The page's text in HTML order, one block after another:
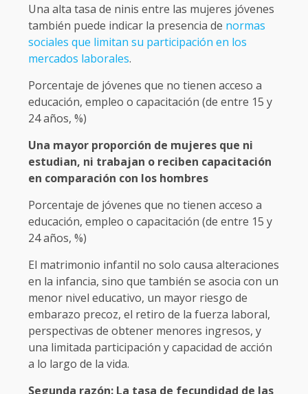
Una alta tasa de ninis entre las mujeres jóvenes
también puede indicar la presencia de normas
sociales que limitan su participación en los
mercados laborales.
Porcentaje de jóvenes que no tienen acceso a
educación, empleo o capacitación (de entre 15 y
24 años, %)
Una mayor proporción de mujeres que ni
estudian, ni trabajan o reciben capacitación
en comparación con los hombres
Porcentaje de jóvenes que no tienen acceso a
educación, empleo o capacitación (de entre 15 y
24 años, %)
El matrimonio infantil no solo causa alteraciones
en la infancia, sino que también se asocia con un
menor nivel educativo, un mayor riesgo de
embarazo precoz, el retiro de la fuerza laboral,
perspectivas de obtener menores ingresos, y
una limitada participación y capacidad de acción
a lo largo de la vida.
Segunda razón: La tasa de fecundidad de las